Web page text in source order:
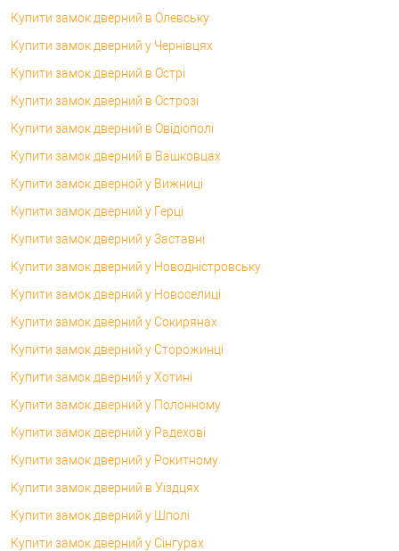
Купити замок дверний в Олевську
Купити замок дверний у Чернівцях
Купити замок дверний в Острі
Купити замок дверний в Острозі
Купити замок дверний в Овідіополі
Купити замок дверний в Вашковцах
Купити замок дверной у Вижниці
Купити замок дверний у Герці
Купити замок дверний у Заставні
Купити замок дверний у Новодністровську
Купити замок дверний у Новоселиці
Купити замок дверний у Сокирянах
Купити замок дверний у Сторожинці
Купити замок дверний у Хотині
Купити замок дверний у Полонному
Купити замок дверний у Радехові
Купити замок дверний у Рокитному
Купити замок дверний в Уїздцях
Купити замок дверний у Шполі
Купити замок дверний у Сінгурах